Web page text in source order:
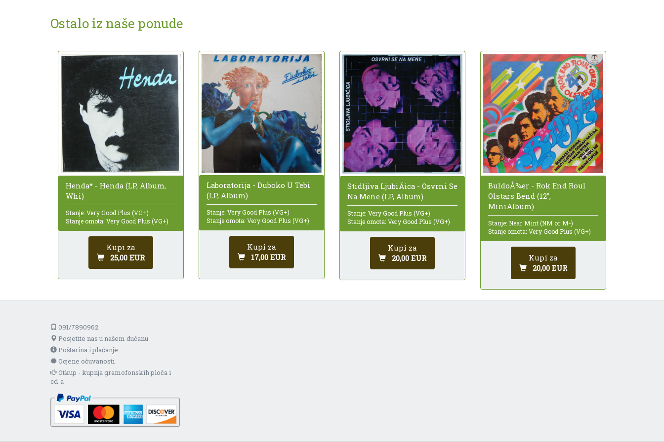
Ostalo iz naše ponude
Henda* - Henda (LP, Album,
Whi)
Stanje: Very Good Plus (VG+)
Stanje omota: Very Good Plus (VG+)
Kupi za
25,00 EUR
Laboratorija - Duboko U Tebi
(LP, Album)
Stanje: Very Good Plus (VG+)
Stanje omota: Very Good Plus (VG+)
Kupi za
17,00 EUR
Stidljiva LjubiÄica - Osvrni Se
Na Mene (LP, Album)
Stanje: Very Good Plus (VG+)
Stanje omota: Very Good Plus (VG+)
Kupi za
20,00 EUR
BuldoÅ¾er - Rok End Roul
Olstars Bend (12",
MiniAlbum)
Stanje: Near Mint (NM or M-)
Stanje omota: Very Good Plus (VG+)
Kupi za
20,00 EUR
091/7890962
Posjetite nas u našem dućanu
Poštarina i plaćanje
Ocjene očuvanosti
Otkup - kupnja gramofonskih ploča i
cd-a